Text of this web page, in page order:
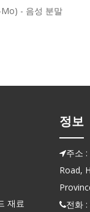
- 음성 분말
재료
정보
주소
Road,
전화